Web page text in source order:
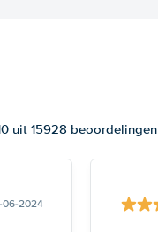
uit 15928 beoordelingen
06-2024